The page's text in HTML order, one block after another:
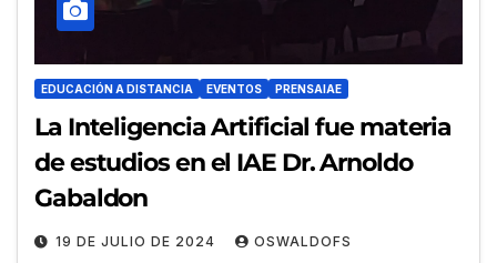
EDUCACIÓN A DISTANCIA EVENTOS PRENSAIAE
La Inteligencia Artificial fue materia
de estudios en el IAE Dr. Arnoldo
Gabaldon
19 DE JULIO DE 2024 OSWALDOFS